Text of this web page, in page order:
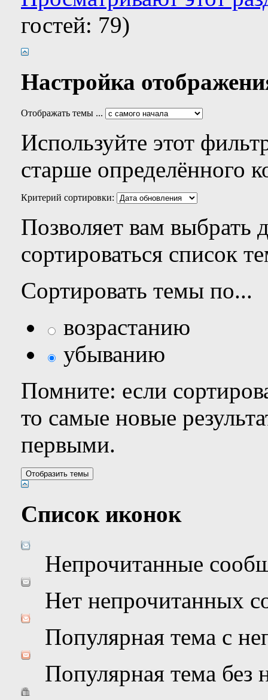
гостей: 79)
Настройка
Отображать темы ...
Используйте этот
старше определённого
Критерий сортировки:
Позволяет вам выбрать
сортироваться список
Сортировать темы по...
возрастанию
убыванию
Помните: если
то самые новые
первыми.
Список иконок
Непрочитанные
Нет непрочитанных
Популярная тема с
Популярная тема